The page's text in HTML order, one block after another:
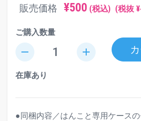
販売価格 ¥500 (税込) (税抜
ご購入数量
remove add
在庫あり
●同梱内容／はんこと専用ケース